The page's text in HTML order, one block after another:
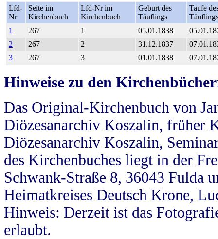
Lfd-
Nr
Seite im
Kirchenbuch
Lfd-Nr im
Kirchenbuch
Geburt des
Täuflings
Taufe
Täuflings
1
267 1 05.01.1838
2
267 2 31.12.1837
3
267 3 01.01.1838
Hinweise zu den
Das Original-Kirchenbuch von
Diözesanarchiv Koszalin, früher
Diözesanarchiv Koszalin,
des Kirchenbuches liegt in der
Schwank-Straße 8, 36043 Fulda
Heimatkreises Deutsch Krone,
Hinweis: Derzeit ist das
erlaubt.